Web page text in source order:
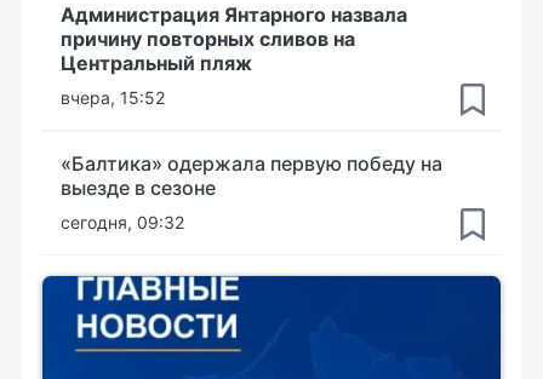
Администрация Янтарного назвала
причину повторных сливов на
Центральный пляж
вчера, 15:52
«Балтика» одержала первую победу на
выезде в сезоне
сегодня, 09:32